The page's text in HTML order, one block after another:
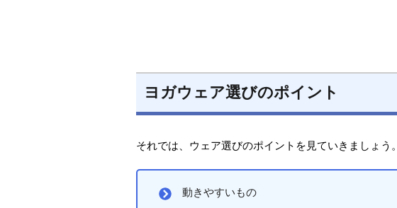
ヨガウェア選びのポイント
それでは、ウェア選びのポイントを見ていきましょう。
動きやすいもの